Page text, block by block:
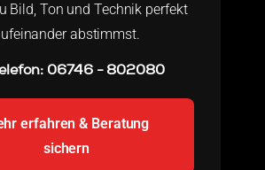
Bild, Ton und Technik perfekt
abstimmst.
06746 - 802080
erfahren & Beratung
sichern